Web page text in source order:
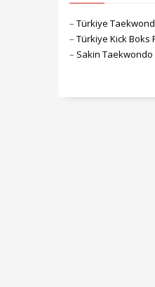
– Türkiye
– Türkiye Kick Boks
– Sakin Taekwondo